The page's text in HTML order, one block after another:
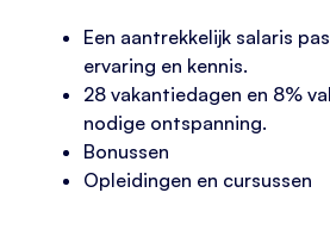
Een aantrekkelijk salaris
ervaring en kennis.
28 vakantiedagen en 8%
nodige ontspanning.
Bonussen
Opleidingen en cursussen